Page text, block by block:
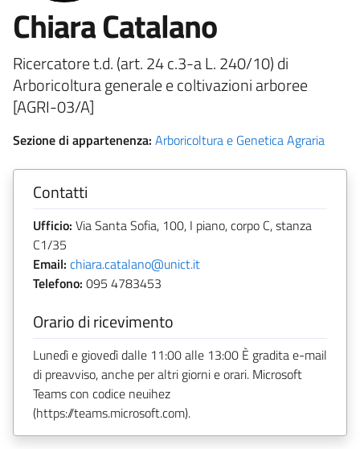
Chiara Catalano
Ricercatore t.d. (art. 24 c.3-a L. 240/10) di
Arboricoltura generale e coltivazioni arboree
[AGRI-03/A]
Sezione di appartenenza: Arboricoltura e Genetica Agraria
Contatti
Ufficio: Via Santa Sofia, 100, I piano, corpo C, stanza
C1/35
Email: chiara.catalano@unict.it
Telefono: 095 4783453
Orario di ricevimento
Lunedì e giovedì dalle 11:00 alle 13:00 È gradita e-mail
di preavviso, anche per altri giorni e orari. Microsoft
Teams con codice neuihez
(https://teams.microsoft.com).